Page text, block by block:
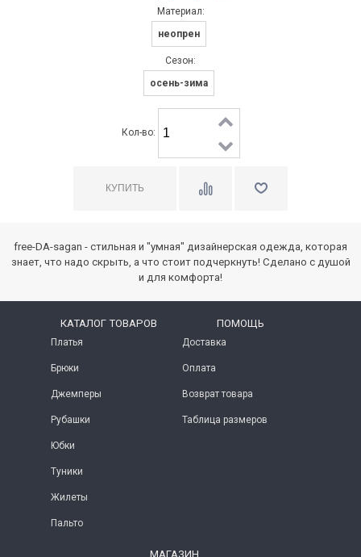
Материал:
неопрен
Сезон:
осень-зима
Кол-во:
free-DA-sagan - стильная и "умная" дизайнерская одежда, которая
знает, что надо скрыть, а что стоит подчеркнуть! Сделано с душой
и для комфорта!
КАТАЛОГ ТОВАРОВ
Платья
Брюки
Джемперы
Рубашки
Юбки
Туники
Жилеты
Пальто
ПОМОЩЬ
Доставка
Оплата
Возврат товара
Таблица размеров
МАГАЗИН